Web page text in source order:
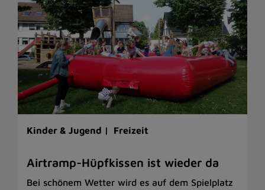
Kinder & Jugend | Freizeit
Airtramp-Hüpfkissen ist wieder da
Bei schönem Wetter wird es auf dem Spielplatz